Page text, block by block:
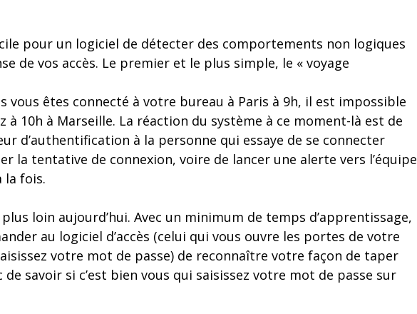
pour un logiciel de détecter des comportements non logiques
de vos accès. Le premier et le plus simple, le « voyage
vous êtes connecté à votre bureau à Paris à 9h, il est impossible
à 10h à Marseille. La réaction du système à ce moment-là est de
d’authentification à la personne qui essaye de se connecter
la tentative de connexion, voire de lancer une alerte vers l’équipe
la fois.
loin aujourd’hui. Avec un minimum de temps d’apprentissage,
au logiciel d’accès (celui qui vous ouvre les portes de votre
votre mot de passe) de reconnaître votre façon de taper
savoir si c’est bien vous qui saisissez votre mot de passe sur